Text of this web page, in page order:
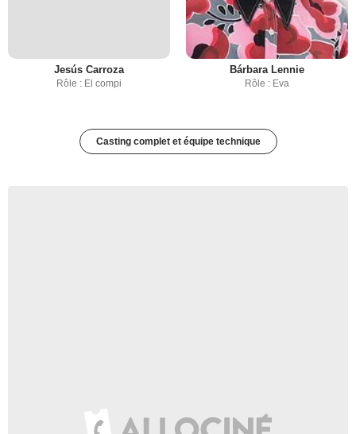
Jesús Carroza
Rôle : El compi
Bárbara Lennie
Rôle : Eva
Casting complet et équipe technique